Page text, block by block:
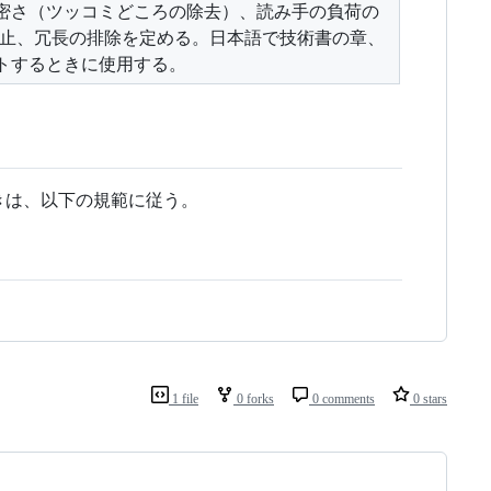
（ツッコミどころの除去）、読み手の負荷の
冗長の排除を定める。日本語で技術書の章、
るときに使用する。
、以下の規範に従う。
1 file 0 forks 0 comments 0 stars